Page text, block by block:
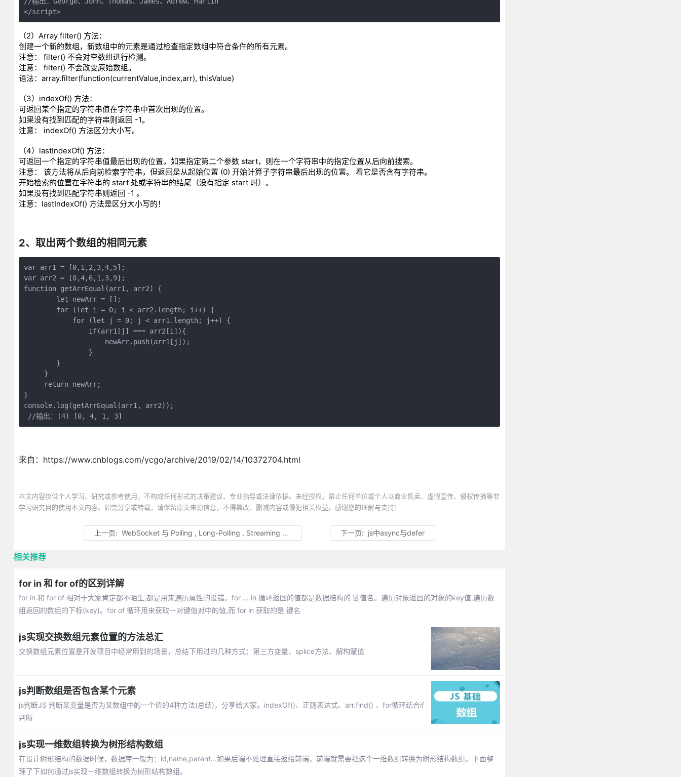
</script>
（2）Array filter() 方法：
创建一个新的数组，新数组中的元素是通过检查指定数组中符合条件的所有元素。
注意： filter() 不会对空数组进行检测。
注意： filter() 不会改变原始数组。
语法：array.filter(function(currentValue,index,arr), thisValue)
（3）indexOf() 方法：
可返回某个指定的字符串值在字符串中首次出现的位置。
如果没有找到匹配的字符串则返回 -1。
注意： indexOf() 方法区分大小写。
（4）lastIndexOf() 方法：
可返回一个指定的字符串值最后出现的位置，如果指定第二个参数 start，则在一个字符串中的指定位置从后向前搜索。
注意： 该方法将从后向前检索字符串，但返回是从起始位置 (0) 开始计算子字符串最后出现的位置。 看它是否含有字符串。
开始检索的位置在字符串的 start 处或字符串的结尾（没有指定 start 时）。
如果没有找到匹配字符串则返回 -1 。
注意：lastIndexOf() 方法是区分大小写的！
2、取出两个数组的相同元素
var arr1 = [0,1,2,3,4,5];
var arr2 = [0,4,6,1,3,9];
function getArrEqual(arr1, arr2) {
        let newArr = [];
        for (let i = 0; i < arr2.length; i++) {
            for (let j = 0; j < arr1.length; j++) {
                if(arr1[j] === arr2[i]){
                    newArr.push(arr1[j]);
                }
        }
     }
     return newArr;
}
console.log(getArrEqual(arr1, arr2));
//输出：(4) [0, 4, 1, 3]
来自：https://www.cnblogs.com/ycgo/archive/2019/02/14/10372704.html
本文内容仅供个人学习、研究或参考使用，不构成任何形式的决策建议、专业指导或法律依据。未经授权，禁止任何单位或个人以商业售卖、虚假宣传、侵权传播等非
学习研究目的使用本文内容。如需分享或转载，请保留原文来源信息，不得篡改、删减内容或侵犯相关权益。感谢您的理解与支持！
上一页:WebSocket 与 Polling , Long-Polling , Streaming 的比较！ 下一页: js中async与defer
相关推荐
for in 和 for of的区别详解
for in 和 for of 相对于大家肯定都不陌生,都是用来遍历属性的没错。for ... in 循环返回的值都是数据结构的 键值名。遍历对象返回的对象的key值,遍历数
组返回的数组的下标(key)。for of 循环用来获取一对键值对中的值,而 for in 获取的是 键名
js实现交换数组元素位置的方法总汇
交换数组元素位置是开发项目中经常用到的场景，总结下用过的几种方式：第三方变量、splice方法、解构赋值
js判断数组是否包含某个元素
js判断JS 判断某变量是否为某数组中的一个值的4种方法(总结)，分享给大家。indexOf()、正则表达式、arr.find() 、for循环结合if
判断
js实现一维数组转换为树形结构数组
在设计树形结构的数据时候，数据库一般为：id,name,parent...如果后端不处理直接返给前端，前端就需要把这个一维数组转换为树形结构数组。下面整
理了下如何通过js实现一维数组转换为树形结构数组。